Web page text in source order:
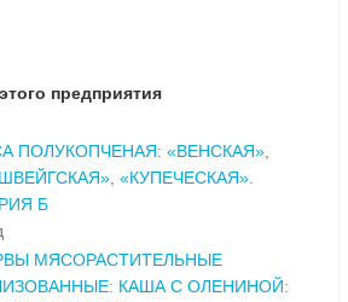
предприятия
ПОЛУКОПЧЕНАЯ: «ВЕНСКАЯ»,
«КУПЕЧЕСКАЯ».
Б
МЯСОРАСТИТЕЛЬНЫЕ
КАША С ОЛЕНИНОЙ: